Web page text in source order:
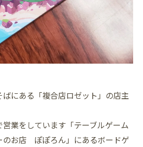
にある「複合店ロゼット」の店主
業をしています「テーブルゲーム
のお店 ぽぽろん」にあるボードゲ